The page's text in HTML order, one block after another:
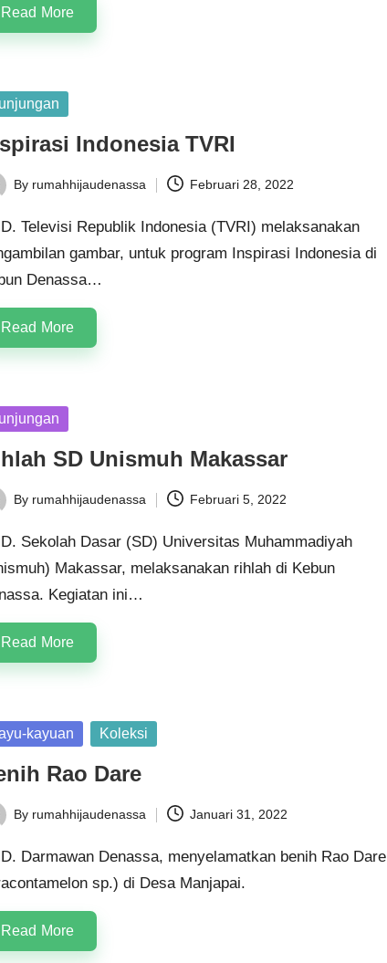
Read More
Indonesia TVRI
By rumahhijaudenassa Februari 28, 2022
Televisi Republik Indonesia (TVRI) melaksanakan
gambar, untuk program Inspirasi Indonesia di
Denassa…
Read More
SD Unismuh Makassar
By rumahhijaudenassa Februari 5, 2022
Sekolah Dasar (SD) Universitas Muhammadiyah
Makassar, melaksanakan rihlah di Kebun
Kegiatan ini…
Read More
kayuan Koleksi
Rao Dare
By rumahhijaudenassa Januari 31, 2022
Darmawan Denassa, menyelamatkan benih Rao Dare
sp.) di Desa Manjapai.
Read More